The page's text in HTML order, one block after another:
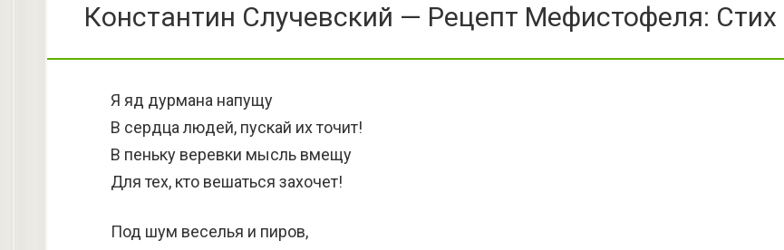
Константин Случевский — Рецепт Мефистофеля: Стих
Я яд дурмана напущу
В сердца людей, пускай их точит!
В пеньку веревки мысль вмещу
Для тех, кто вешаться захочет!
Под шум веселья и пиров,